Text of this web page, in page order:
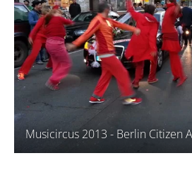
Musicircus 2013 - Berlin Citizen